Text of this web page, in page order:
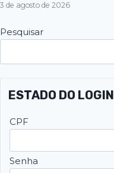
3 de agosto de 2026
Pesquisar
ESTADO DO LOGIN
CPF
Senha